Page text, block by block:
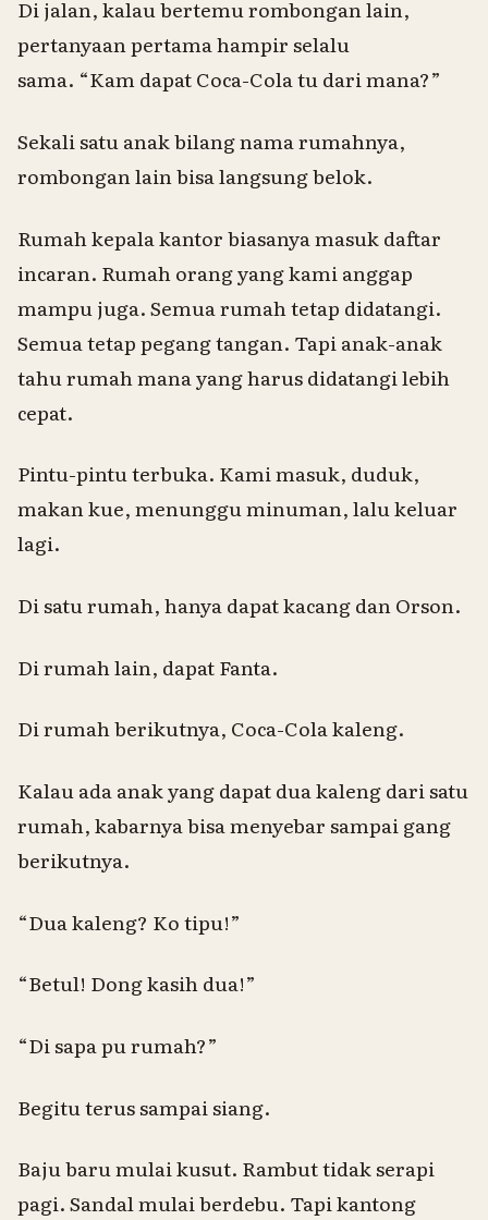
Di jalan, kalau bertemu rombongan lain,
pertanyaan pertama hampir selalu
sama. “Kamdapat Coca-Colatudari mana?”
Sekali satu anak bilang nama rumahnya,
rombongan lain bisa langsung belok.
Rumah kepala kantor biasanya masuk daftar
incaran. Rumah orang yang kami anggap
mampu juga. Semua rumah tetap didatangi.
Semua tetap pegang tangan. Tapi anak-anak
tahu rumah mana yang harus didatangi lebih
cepat.
Pintu-pintu terbuka. Kami masuk, duduk,
makan kue, menunggu minuman, lalu keluar
lagi.
Di satu rumah, hanya dapat kacang dan Orson.
Di rumah lain, dapat Fanta.
Di rumah berikutnya, Coca-Cola kaleng.
Kalau ada anak yang dapat dua kaleng dari satu
rumah, kabarnya bisa menyebar sampai gang
berikutnya.
“Dua kaleng? Kotipu!”
“Betul! Dongkasih dua!”
“Disapa purumah?”
Begitu terus sampai siang.
Baju baru mulai kusut. Rambut tidak serapi
pagi. Sandal mulai berdebu. Tapi kantong